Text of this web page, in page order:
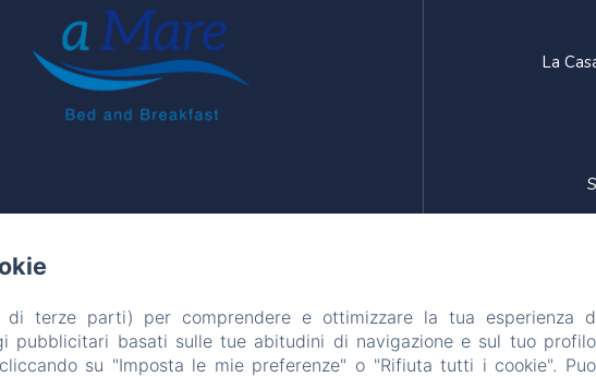
La
Itinerari
Come
di terze parti) per comprendere e ottimizzare la tua esperienza
pubblicitari basati sulle tue abitudini di navigazione e sul tuo
su "Imposta le mie preferenze" o "Rifiuta tutti i cookie".